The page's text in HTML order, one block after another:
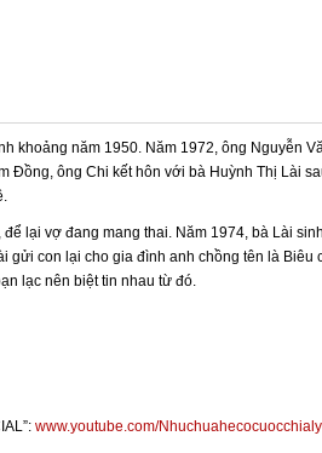
khoảng năm 1950. Năm 1972, ông Nguyễn
Đồng, ông Chi kết hôn với bà Huỳnh Thị Lài
lại vợ đang mang thai. Năm 1974, bà Lài
gửi con lại cho gia đình anh chồng tên là Biêu
lạc nên biệt tin nhau từ đó.
www.youtube.com/